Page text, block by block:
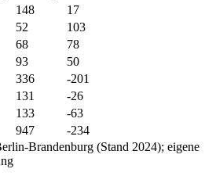
148
17
52
103
68
78
93
50
336
-201
131
-26
133
-63
947
-234
Brandenburg (Stand 2024); eigene